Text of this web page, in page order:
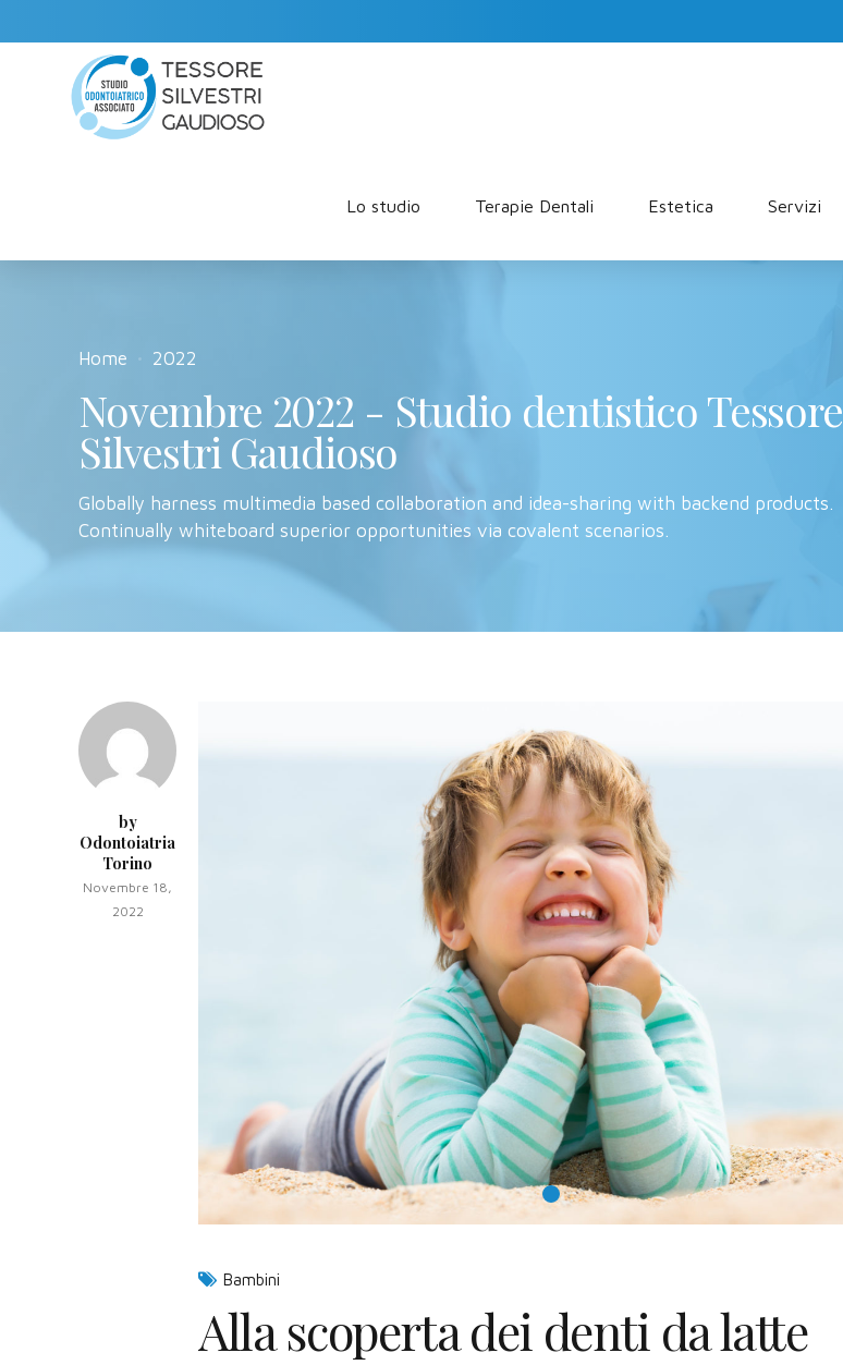
Lo studio Terapie Dentali Estetica Servizi
Home 2022
Novembre 2022 - Studio dentistico Tessore
Silvestri Gaudioso
Globally harness multimedia based collaboration and idea-sharing with backend products.
Continually whiteboard superior opportunities via covalent scenarios.
by
Odontoiatria
Torino
Novembre 18,
2022
Bambini
Alla scoperta dei denti da latte